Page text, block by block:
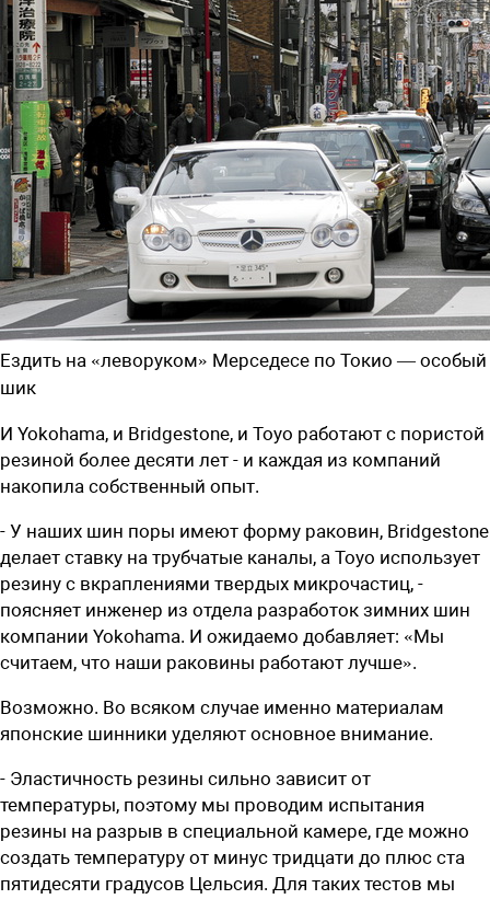
Ездить на «леворуком» Мерседесе по Токио — особый
шик
И Yokohama, и Bridgestone, и Toyo работают с пористой
резиной более десяти лет - и каждая из компаний
накопила собственный опыт.
- У наших шин поры имеют форму раковин, Bridgestone
делает ставку на трубчатые каналы, а Toyo использует
резину с вкраплениями твердых микрочастиц, -
поясняет инженер из отдела разработок зимних шин
компании Yokohama. И ожидаемо добавляет: «Мы
считаем, что наши раковины работают лучше».
Возможно. Во всяком случае именно материалам
японские шинники уделяют основное внимание.
- Эластичность резины сильно зависит от
температуры, поэтому мы проводим испытания
резины на разрыв в специальной камере, где можно
создать температуру от минус тридцати до плюс ста
пятидесяти градусов Цельсия. Для таких тестов мы